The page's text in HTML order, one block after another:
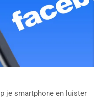
je smartphone en luister